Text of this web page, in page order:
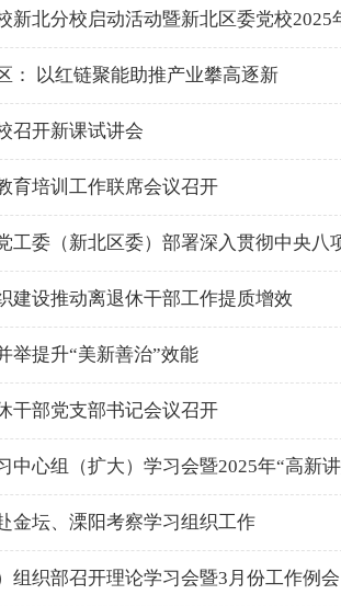
新北分校启动活动暨新北区委党校
： 以红链聚能助推产业攀高逐新
召开新课试讲会
育培训工作联席会议召开
工委（新北区委）部署深入贯彻中央八
建设推动离退休干部工作提质增效
举提升“美新善治”效能
干部党支部书记会议召开
中心组（扩大）学习会暨2025年“高新
金坛、溧阳考察学习组织工作
组织部召开理论学习会暨3月份工作例会